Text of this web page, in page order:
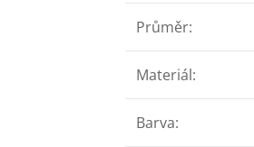
Průměr:
Materiál:
Barva: